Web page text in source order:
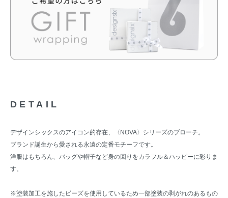
DETAIL
デザインシックスのアイコン的存在、〈NOVA〉シリーズのブローチ。
ブランド誕生から愛される永遠の定番モチーフです。
洋服はもちろん、バッグや帽子など身の回りをカラフル＆ハッピーに彩りま
す。
※塗装加工を施したビーズを使用しているため一部塗装の剥がれのあるもの